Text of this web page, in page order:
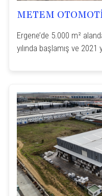
METEM
Ergene’de 5.000 m²
yılında başlamış ve 2021